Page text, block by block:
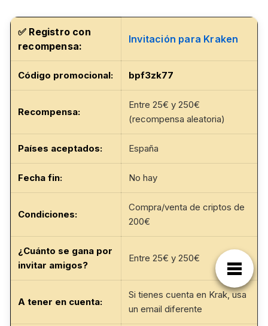
✅ Registro con
recompensa:
Invitación para Kraken
Código promocional: bpf3zk77
Recompensa:
Entre 25€ y 250€
(recompensa aleatoria)
Países aceptados: España
Fecha fin: No hay
Condiciones:
Compra/venta de criptos de
200€
¿Cuánto se gana por
invitar amigos?
Entre 25€ y 250€
A tener en cuenta:
Si tienes cuenta en Krak, usa
un email diferente